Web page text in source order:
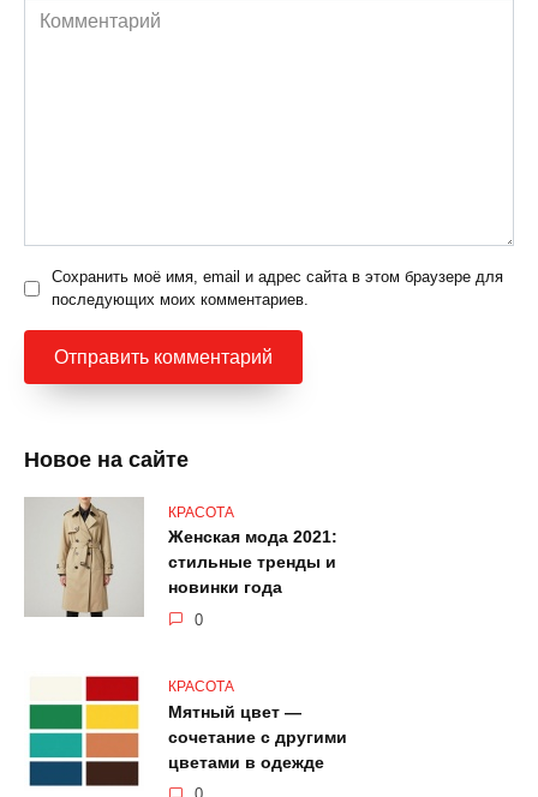
Комментарий
Сохранить моё имя, email и адрес сайта в этом браузере для
последующих моих комментариев.
Новое на сайте
КРАСОТА
Женская мода 2021:
стильные тренды и
новинки года
0
КРАСОТА
Мятный цвет —
сочетание с другими
цветами в одежде